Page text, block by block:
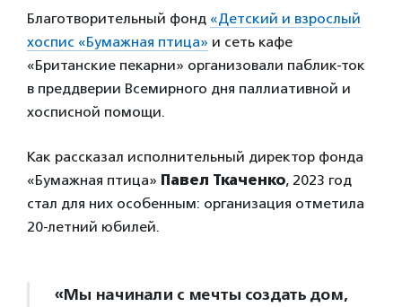
Благотворительный фонд «Детский и взрослый
хоспис «Бумажная птица» и сеть кафе
«Британские пекарни» организовали паблик-ток
в преддверии Всемирного дня паллиативной и
хосписной помощи.
Как рассказал исполнительный директор фонда
«Бумажная птица» Павел Ткаченко, 2023 год
стал для них особенным: организация отметила
20-летний юбилей.
«Мы начинали с мечты создать дом,